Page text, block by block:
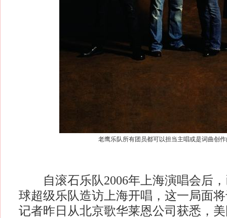
老鹰乐队所有团员都可以担当主唱或是词曲创
自滚石乐队2006年上海演唱会后，
球超级乐队造访上海开唱，这一局面
记者昨日从北京歌华莱恩公司获悉，